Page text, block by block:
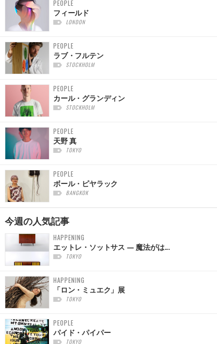
PEOPLE
フィールド
LONDON
PEOPLE
ラブ・フルテン
STOCKHOLM
PEOPLE
カール・グランディン
STOCKHOLM
PEOPLE
天野 真
TOKYO
PEOPLE
ボール・ピヤラック
BANGKOK
今週の人気記事
HAPPENING
エットレ・ソットサス — 魔法がは...
TOKYO
HAPPENING
「ロン・ミュエク」展
TOKYO
PEOPLE
パイド・パイパー
TOKYO